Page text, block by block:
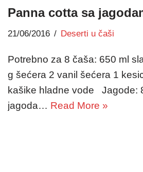
Panna cotta sa
21/06/2016 Deserti u čaši
Potrebno za 8 čaša: 650 ml
g šećera 2 vanil šećera 1
kašike hladne vode Jagode:
jagoda… Read More »